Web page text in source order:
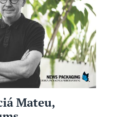
Mateu,